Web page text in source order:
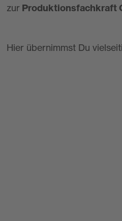
zur Produktionsfachkraft
Hier übernimmst Du